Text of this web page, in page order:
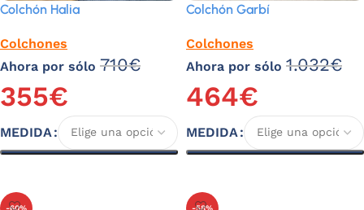
Colchón Halia
Colchones
Ahora por sólo 710€
355€
MEDIDA
Colchón Garbí
Colchones
Ahora por sólo 1.032€
464€
MEDIDA
-60% -58%